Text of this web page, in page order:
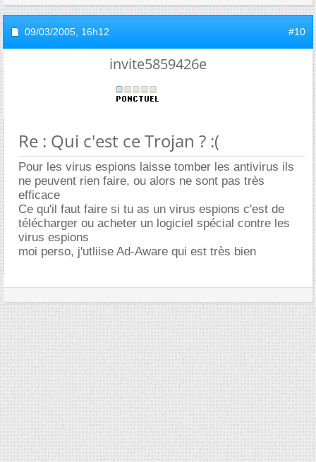
09/03/2005, 16h12 #10
invite5859426e
Re : Qui c'est ce Trojan ? :(
Pour les virus espions laisse tomber les antivirus ils
ne peuvent rien faire, ou alors ne sont pas très
efficace
Ce qu'il faut faire si tu as un virus espions c'est de
télécharger ou acheter un logiciel spécial contre les
virus espions
moi perso, j'utliise Ad-Aware qui est très bien